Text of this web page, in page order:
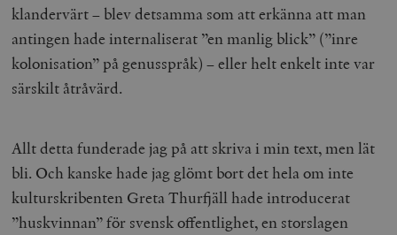
klandervärt – blev detsamma som att erkänna att man
antingen hade internaliserat ”en manlig blick” (”inre
kolonisation” på genusspråk) – eller helt enkelt inte var
särskilt åtråvärd.
Allt detta funderade jag på att skriva i min text, men lät
bli. Och kanske hade jag glömt bort det hela om inte
kulturskribenten Greta Thurfjäll hade introducerat
”huskvinnan”för svensk offentlighet, en storslagen